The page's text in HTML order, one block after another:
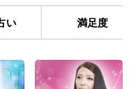
い 満足度